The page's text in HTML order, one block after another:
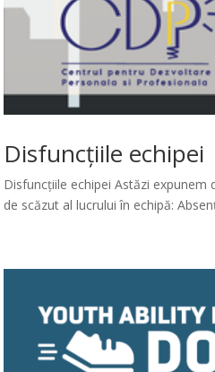
Disfuncțiile echipei
Disfuncțiile echipei Astăzi
de scăzut al lucrului în echipă: